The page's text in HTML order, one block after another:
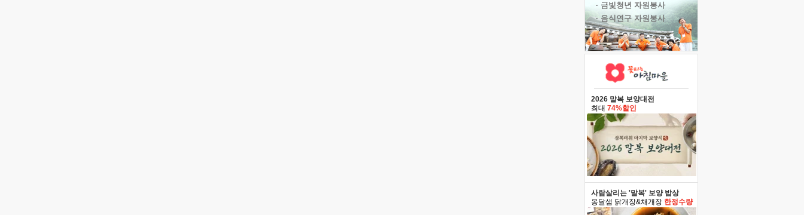
· 금빛청년 자원봉사
· 음식연구 자원봉사
2026 말복 보양대전
최대 74%할인
사람살리는 '말복' 보양 밥상
옹달샘 닭개장&채개장 한정수량